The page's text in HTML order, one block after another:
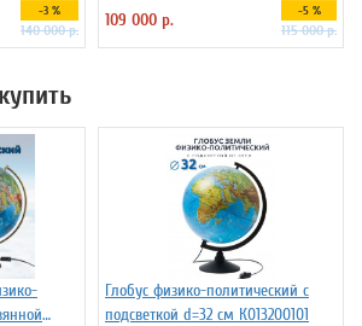
-3 %
140 000 р. 109 000 р. -5 %
115 000 р.
Глобус физико-политический с
подсветкой d=32 см К013200101